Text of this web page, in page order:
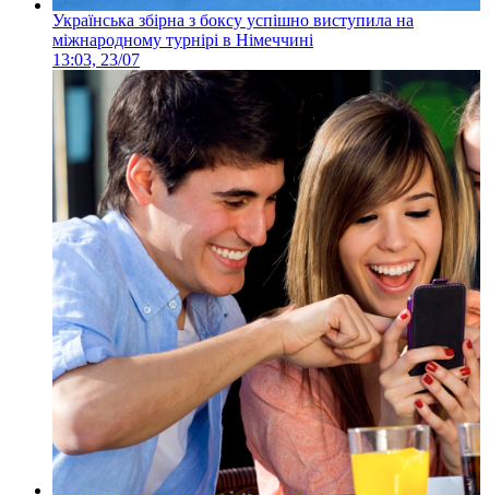
Українська збірна з боксу успішно виступила на
міжнародному турнірі в Німеччині
13:03, 23/07